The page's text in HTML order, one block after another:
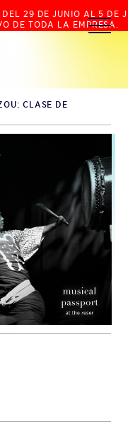
DEL 29 DE JUNIO AL 5 DE
DE TODA LA EMPRESA.
CLASE DE